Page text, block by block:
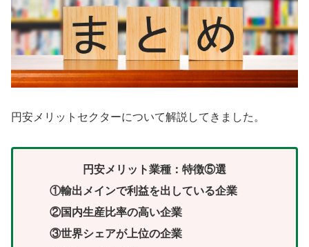
円安メリットセクターについて解説してきました。
円安メリット業種：特徴⑤選
①輸出メインで利益を出している企業
②国内生産比率の高い企業
③世界シェアが上位の企業